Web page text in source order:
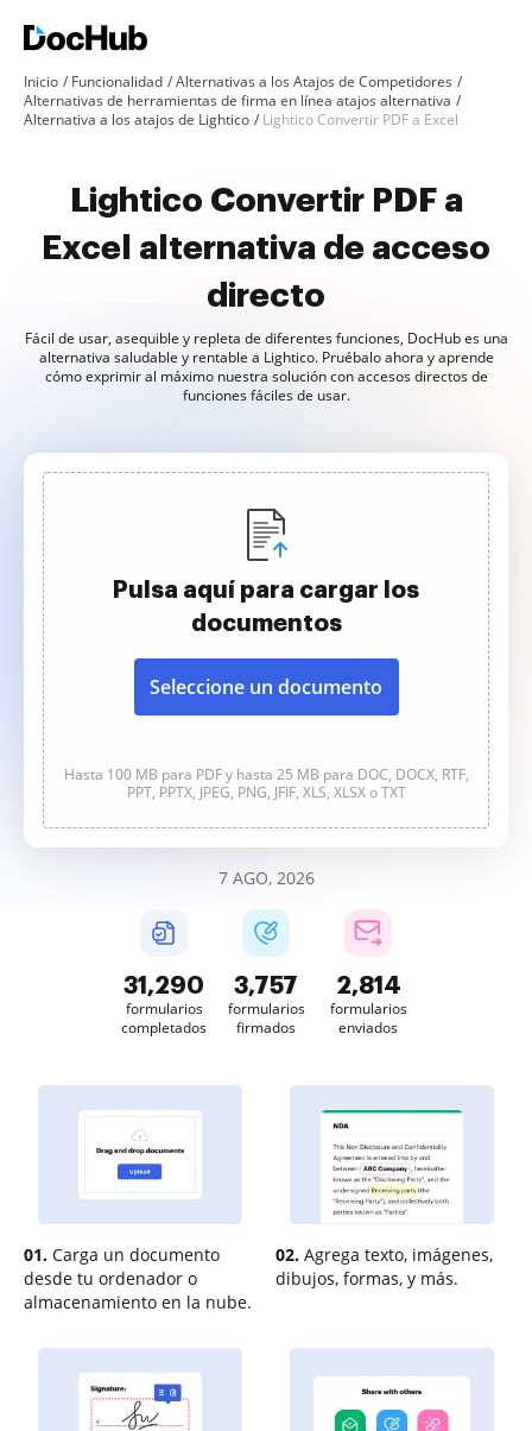
Inicio Funcionalidad
Alternativas a los Atajos de Competidores
Alternativas de herramientas de firma en línea atajos alternativa
Alternativa a los atajos de Lightico
Lightico Convertir PDF a Excel
Lightico Convertir PDF a
Excel alternativa de acceso
directo
Fácil de usar, asequible y repleta de diferentes funciones, DocHub es una
alternativa saludable y rentable a Lightico. Pruébalo ahora y aprende
cómo exprimir al máximo nuestra solución con accesos directos de
funciones fáciles de usar.
Pulsa aquí para cargar los
documentos
Seleccione un documento
Hasta 100 MB para PDF y hasta 25 MB para DOC, DOCX, RTF,
PPT, PPTX, JPEG, PNG, JFIF, XLS, XLSX o TXT
7 AGO, 2026
31,291
formularios
completados
3,757
formularios
firmados
2,814
formularios
enviados
01. Carga un documento
desde tu ordenador o
almacenamiento en la nube.
02. Agrega texto, imágenes,
dibujos, formas, y más.